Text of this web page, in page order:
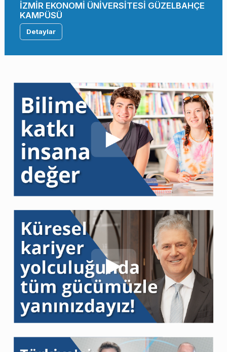
İZMİR EKONOMİ ÜNİVERSİTESİ GÜZELBAHÇE
KAMPÜSÜ
Detaylar